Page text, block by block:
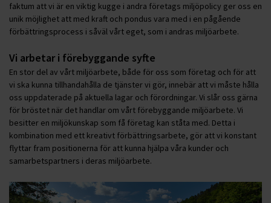
faktum att vi är en viktig kugge i andra företags miljöpolicy ger oss en
unik möjlighet att med kraft och pondus vara med i en pågående
förbättringsprocess i såväl vårt eget, som i andras miljöarbete.
Vi arbetar i förebyggande syfte
En stor del av vårt miljöarbete, både för oss som företag och för att
vi ska kunna tillhandahålla de tjänster vi gör, innebär att vi måste hålla
oss uppdaterade på aktuella lagar och förordningar. Vi slår oss gärna
för bröstet när det handlar om vårt förebyggande miljöarbete. Vi
besitter en miljökunskap som få företag kan ståta med. Detta i
kombination med ett kreativt förbättringsarbete, gör att vi konstant
flyttar fram positionerna för att kunna hjälpa våra kunder och
samarbetspartners i deras miljöarbete.